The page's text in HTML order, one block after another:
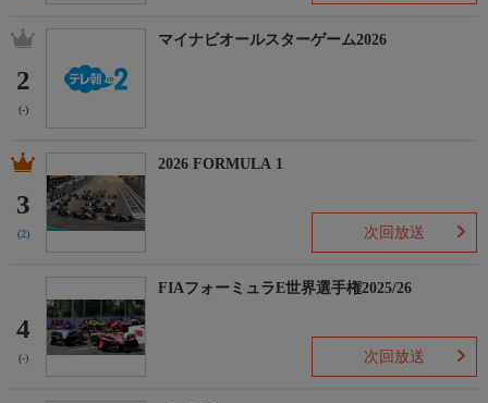
2
(-)
マイナビオールスターゲーム2026
3
(2)
2026 FORMULA 1
次回放送
4
(-)
FIAフォーミュラE世界選手権2025/26
次回放送